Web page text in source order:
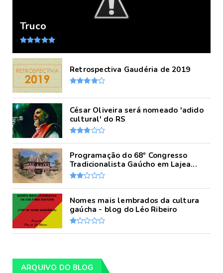
Truco
Retrospectiva Gaudéria de 2019
César Oliveira será nomeado 'adido
cultural' do RS
Programação do 68º Congresso
Tradicionalista Gaúcho em Lajea...
Nomes mais lembrados da cultura
gaúcha - blog do Léo Ribeiro
ARQUIVO DO BLOG